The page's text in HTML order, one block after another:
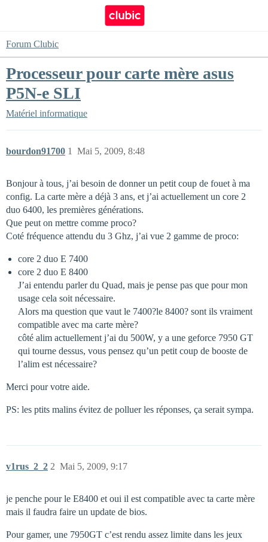
Forum Clubic
Processeur pour carte mère asus
P5N-e SLI
Matériel informatique
bourdon91700 Mai 5, 2009, 8:48
1
Bonjour à tous, j’ai besoin de donner un petit coup de fouet à ma
config. La carte mère a déjà 3 ans, et j’ai actuellement un core 2
duo 6400, les premières générations.
Que peut on mettre comme proco?
Coté fréquence attendu du 3 Ghz, j’ai vue 2 gamme de proco:
core 2 duo E 7400
core 2 duo E 8400
J’ai entendu parler du Quad, mais je pense pas que pour mon
usage cela soit nécessaire.
Alors ma question que vaut le 7400?le 8400? sont ils vraiment
compatible avec ma carte mère?
côté alim actuellement j’ai du 500W, y a une geforce 7950 GT
qui tourne dessus, vous pensez qu’un petit coup de booste de
l’alim est nécessaire?
Merci pour votre aide.
PS: les ptits malins évitez de polluer les réponses, ça serait sympa.
v1rus_2_2 Mai 5, 2009, 9:17
2
je penche pour le E8400 et oui il est compatible avec ta carte mère
mais il faudra faire un update de bios.
Pour gamer, une 7950GT c’est rendu assez limite dans les jeux